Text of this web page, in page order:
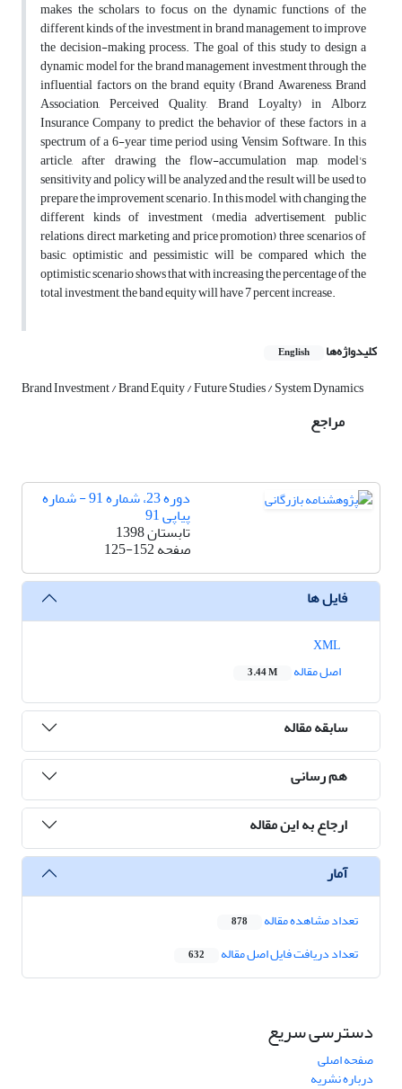
makes the scholars to focus on the dynamic functions of the
different kinds of the investment in brand management to improve
the decision-making process. The goal of this study to design a
dynamic model for the brand management investment through the
influential factors on the brand equity (Brand Awareness, Brand
Association, Perceived Quality, Brand Loyalty) in Alborz
Insurance Company to predict the behavior of these factors in a
spectrum of a 6-year time period using Vensim Software. In this
article, after drawing the flow-accumulation map, model's
sensitivity and policy will be analyzed and the result will be used to
prepare the improvement scenario. In this model, with changing the
different kinds of investment (media advertisement, public
relations, direct marketing and price promotion) three scenarios of
basic, optimistic and pessimistic will be compared which the
optimistic scenario shows that with increasing the percentage of the
total investment, the band equity will have 7 percent increase.
کلیدواژه‌ها English
Brand Investment / Brand Equity / Future Studies / System Dynamics
مراجع
دوره 23، شماره 91 - شماره
پیاپی 91
تابستان 1398
صفحه125-152
فایل ها
اصل مقاله
3.44 M
سابقه مقاله
هم رسانی
ارجاع به این مقاله
آمار
تعداد مشاهده مقاله 878
تعداد دریافت فایل اصل مقاله 632
دسترسی سریع
صفحه اصلی
درباره نشریه